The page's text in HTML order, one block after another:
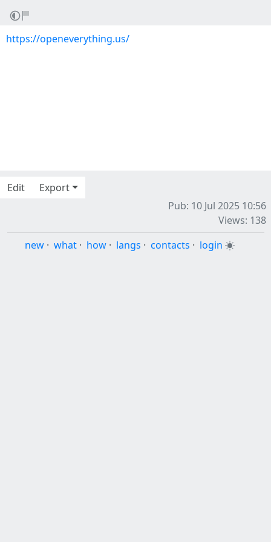
https://openeverything.us/
Edit
Export
Pub: 10 Jul 2025 10:56
Views: 138
new · what · how · langs · contacts · login